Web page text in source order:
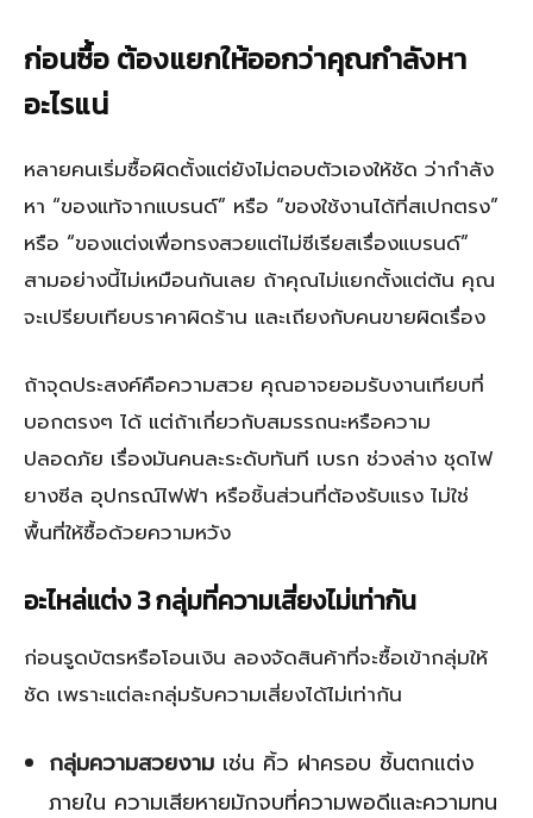
ก่อนซื้อ ต้องแยกให้ออกว่าคุณกำลังหา
อะไรแน่
หลายคนเริ่มซื้อผิดตั้งแต่ยังไม่ตอบตัวเองให้ชัด ว่ากำลัง
หา “ของแท้จากแบรนด์” หรือ “ของใช้งานได้ที่สเปกตรง”
หรือ “ของแต่งเพื่อทรงสวยแต่ไม่ซีเรียสเรื่องแบรนด์”
สามอย่างนี้ไม่เหมือนกันเลย ถ้าคุณไม่แยกตั้งแต่ต้น คุณ
จะเปรียบเทียบราคาผิดร้าน และเถียงกับคนขายผิดเรื่อง
ถ้าจุดประสงค์คือความสวย คุณอาจยอมรับงานเทียบที่
บอกตรงๆ ได้ แต่ถ้าเกี่ยวกับสมรรถนะหรือความ
ปลอดภัย เรื่องมันคนละระดับทันที เบรก ช่วงล่าง ชุดไฟ
ยางซีล อุปกรณ์ไฟฟ้า หรือชิ้นส่วนที่ต้องรับแรง ไม่ใช่
พื้นที่ให้ซื้อด้วยความหวัง
อะไหล่แต่ง 3 กลุ่มที่ความเสี่ยงไม่เท่ากัน
ก่อนรูดบัตรหรือโอนเงิน ลองจัดสินค้าที่จะซื้อเข้ากลุ่มให้
ชัด เพราะแต่ละกลุ่มรับความเสี่ยงได้ไม่เท่ากัน
กลุ่มความสวยงาม เช่น คิ้ว ฝาครอบ ชิ้นตกแต่ง
ภายใน ความเสียหายมักจบที่ความพอดีและความทน